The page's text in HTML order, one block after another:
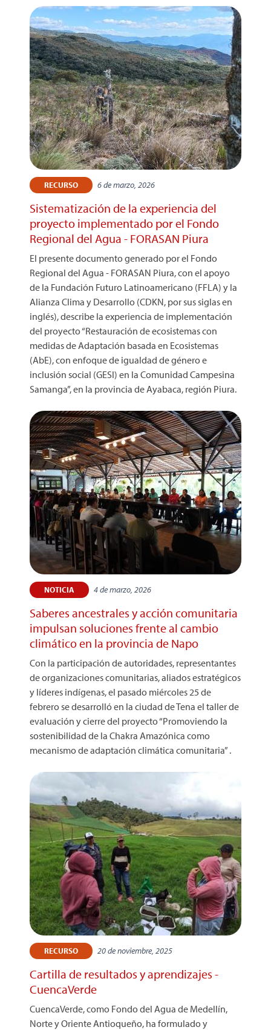
RECURSO 6 de marzo, 2026
Sistematización de la experiencia del
proyecto implementado por el Fondo
Regional del Agua - FORASAN Piura
El presente documento generado por el Fondo
Regional del Agua - FORASAN Piura, con el apoyo
de la Fundación Futuro Latinoamericano (FFLA) y la
Alianza Clima y Desarrollo (CDKN, por sus siglas en
inglés), describe la experiencia de implementación
del proyecto “Restauración de ecosistemas con
medidas de Adaptación basada en Ecosistemas
(AbE), con enfoque de igualdad de género e
inclusión social (GESI) en la Comunidad Campesina
Samanga”, en la provincia de Ayabaca, región Piura.
NOTICIA 4 de marzo, 2026
Saberes ancestrales y acción comunitaria
impulsan soluciones frente al cambio
climático en la provincia de Napo
Con la participación de autoridades, representantes
de organizaciones comunitarias, aliados estratégicos
y líderes indígenas, el pasado miércoles 25 de
febrero se desarrolló en la ciudad de Tena el taller de
evaluación y cierre del proyecto “Promoviendo la
sostenibilidad de la Chakra Amazónica como
mecanismo de adaptación climática comunitaria” .
RECURSO 20 de noviembre, 2025
Cartilla de resultados y aprendizajes -
CuencaVerde
CuencaVerde, como Fondo del Agua de Medellín,
Norte y Oriente Antioqueño, ha formulado y